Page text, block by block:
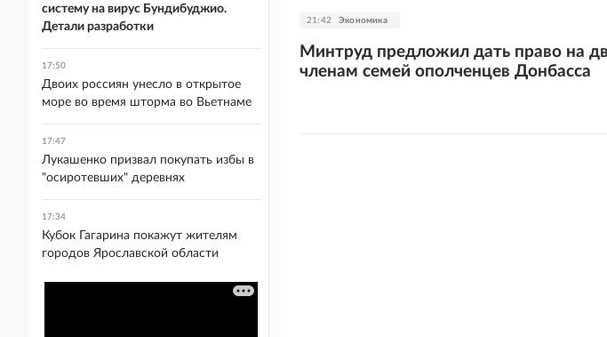
21:42 Экономика
Минтруд предложил дать право на
членам семей ополченцев Донбасса
систему на вирус Бундибуджио.
Детали разработки
17:50
Двоих россиян унесло в открытое
море во время шторма во Вьетнаме
17:47
Лукашенко призвал покупать избы в
"осиротевших" деревнях
17:34
Кубок Гагарина покажут жителям
городов Ярославской области